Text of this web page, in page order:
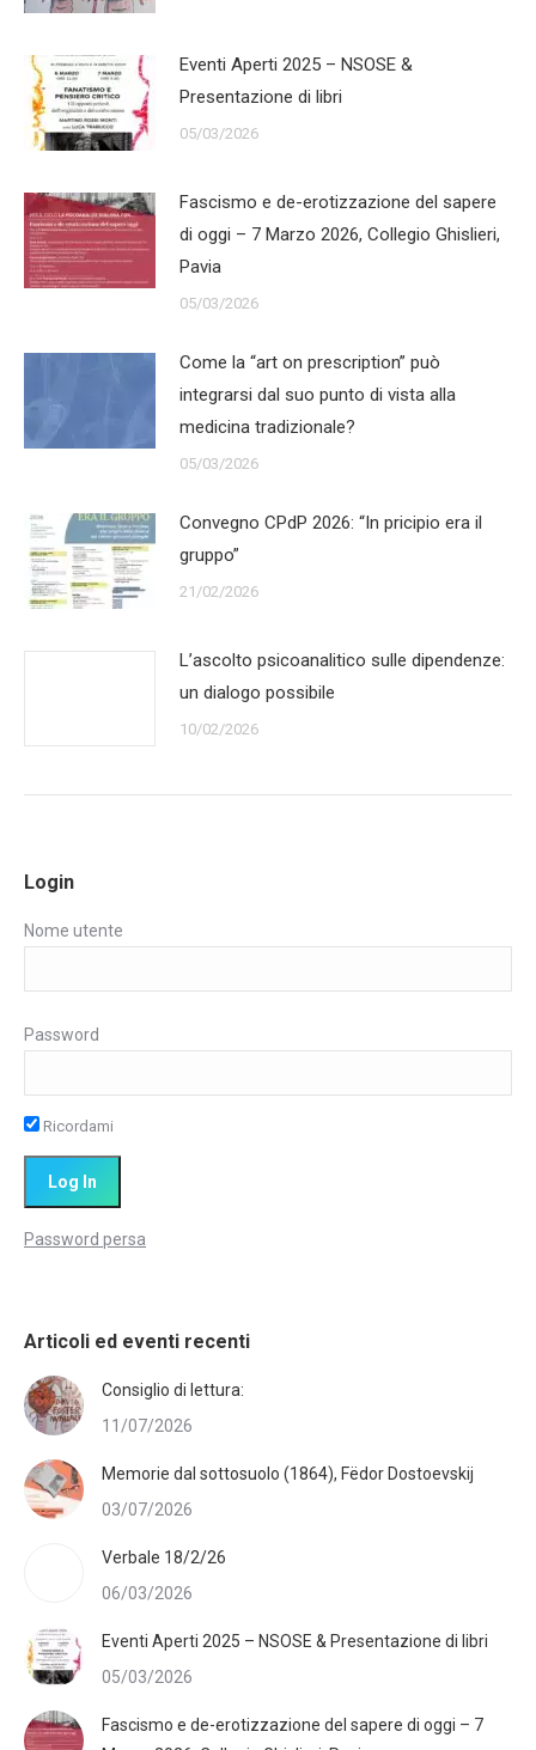
Eventi Aperti 2025 – NSOSE &
Presentazione di libri
05/03/2026
Fascismo e de-erotizzazione del sapere
di oggi – 7 Marzo 2026, Collegio Ghislieri,
Pavia
05/03/2026
Come la “art on prescription” può
integrarsi dal suo punto di vista alla
medicina tradizionale?
05/03/2026
Convegno CPdP 2026: “In pricipio era il
gruppo”
21/02/2026
L’ascolto psicoanalitico sulle dipendenze:
un dialogo possibile
10/02/2026
Login
Nome utente
Password
Ricordami
Password persa
Articoli ed eventi recenti
Consiglio di lettura:
11/07/2026
Memorie dal sottosuolo (1864), Fëdor Dostoevskij
03/07/2026
Verbale 18/2/26
06/03/2026
Eventi Aperti 2025 – NSOSE & Presentazione di libri
05/03/2026
Fascismo e de-erotizzazione del sapere di oggi – 7